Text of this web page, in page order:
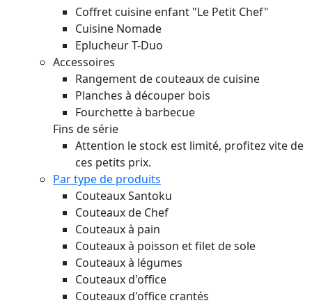
Coffret cuisine enfant "Le Petit Chef"
Cuisine Nomade
Eplucheur T-Duo
Accessoires
Rangement de couteaux de cuisine
Planches à découper bois
Fourchette à barbecue
Fins de série
Attention le stock est limité, profitez vite de
ces petits prix.
Par type de produits
Couteaux Santoku
Couteaux de Chef
Couteaux à pain
Couteaux à poisson et filet de sole
Couteaux à légumes
Couteaux d'office
Couteaux d'office crantés